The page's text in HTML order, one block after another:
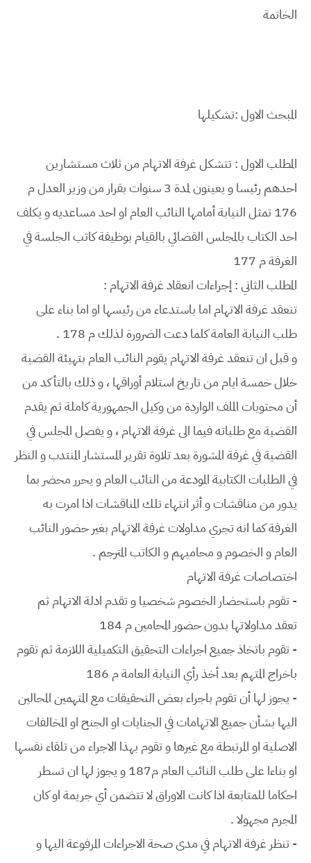
الخاتمة
المبحث الاول :تشكيلها
المطلب الاول : تتشكل غرفة الاتهام من ثلاث مستشارين
احدهم رئيسا و يعينون لمدة 3 سنوات بقرار من وزير العدل م
176 تمثل النيابة أمامها النائب العام او احد مساعديه و يكلف
احد الكتاب بالمجلس القضائي بالقيام بوظيفة كاتب الجلسة في
الغرفة م 177
المطلب الثاني : إجراءات انعقاد غرفة الاتهام :
تنعقد غرفة الاتهام اما باستدعاء من رئيسها او اما بناء على
طلب النيابة العامة كلما دعت الضرورة لذلك م 178 .
و قبل ان تنعقد غرفة الاتهام يقوم النائب العام بتهيئة القضية
خلال خمسة ايام من تاريخ استلام أوراقها ، و ذلك بالتأكد من
أن محتويات الملف الواردة من وكيل الجمهورية كاملة ثم يقدم
القضية مع طلباته فيما الى غرفة الاتهام ، و يفصل المجلس في
القضية في غرفة المشورة بعد تلاوة تقرير المستشار المنتدب و النظر
في الطلبات الكتابية المودعة من النائب العام و يحرر محضر بما
يدور من مناقشات و أثر انتهاء تلك المناقشات اذا امرت به
الغرفة كما انه تجري مداولات غرفة الاتهام بغير حضور النائب
العام و الخصوم و محاميهم و الكاتب المترجم .
اختصاصات غرفة الاتهام
- تقوم باستحضار الخصوم شخصيا و تقدم ادلة الاتهام ثم
تعقد مداولاتها بدون حضور المحامين م 184
- تقوم باتخاذ جميع اجراءات التحقيق التكميلية اللازمة ثم تقوم
باخراج المتهم بعد أخذ رأي النيابة العامة م 186
- يجوز لها أن تقوم باجراء بعض التحقيقات مع المتهمين المحالين
اليها بشأن جميع الاتهامات في الجنايات او الجنح او المخالفات
الاصلية او المرتبطة مع غيرها و تقوم بهذا الاجراء من تلقاء نفسها
او بناءا على طلب النائب العام م187 و يجوز لها ان تسطر
احكاما للمتابعة اذا كانت الاوراق لا تتضمن أي جريمة او كان
المجرم مجهولا .
- تنظر غرفة الاتهام في مدى صحة الاجراءات المرفوعة اليها و